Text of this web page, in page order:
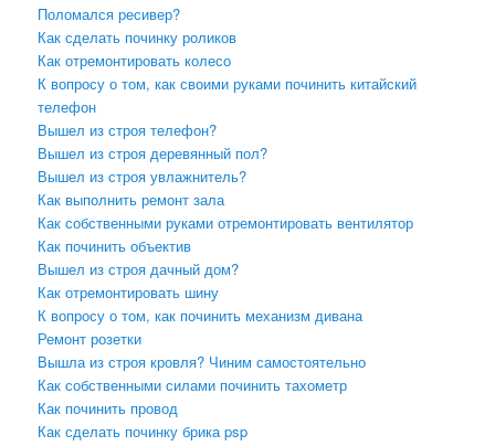
Поломался ресивер?
Как сделать починку роликов
Как отремонтировать колесо
К вопросу о том, как своими руками починить китайский
телефон
Вышел из строя телефон?
Вышел из строя деревянный пол?
Вышел из строя увлажнитель?
Как выполнить ремонт зала
Как собственными руками отремонтировать вентилятор
Как починить объектив
Вышел из строя дачный дом?
Как отремонтировать шину
К вопросу о том, как починить механизм дивана
Ремонт розетки
Вышла из строя кровля? Чиним самостоятельно
Как собственными силами починить тахометр
Как починить провод
Как сделать починку брика psp